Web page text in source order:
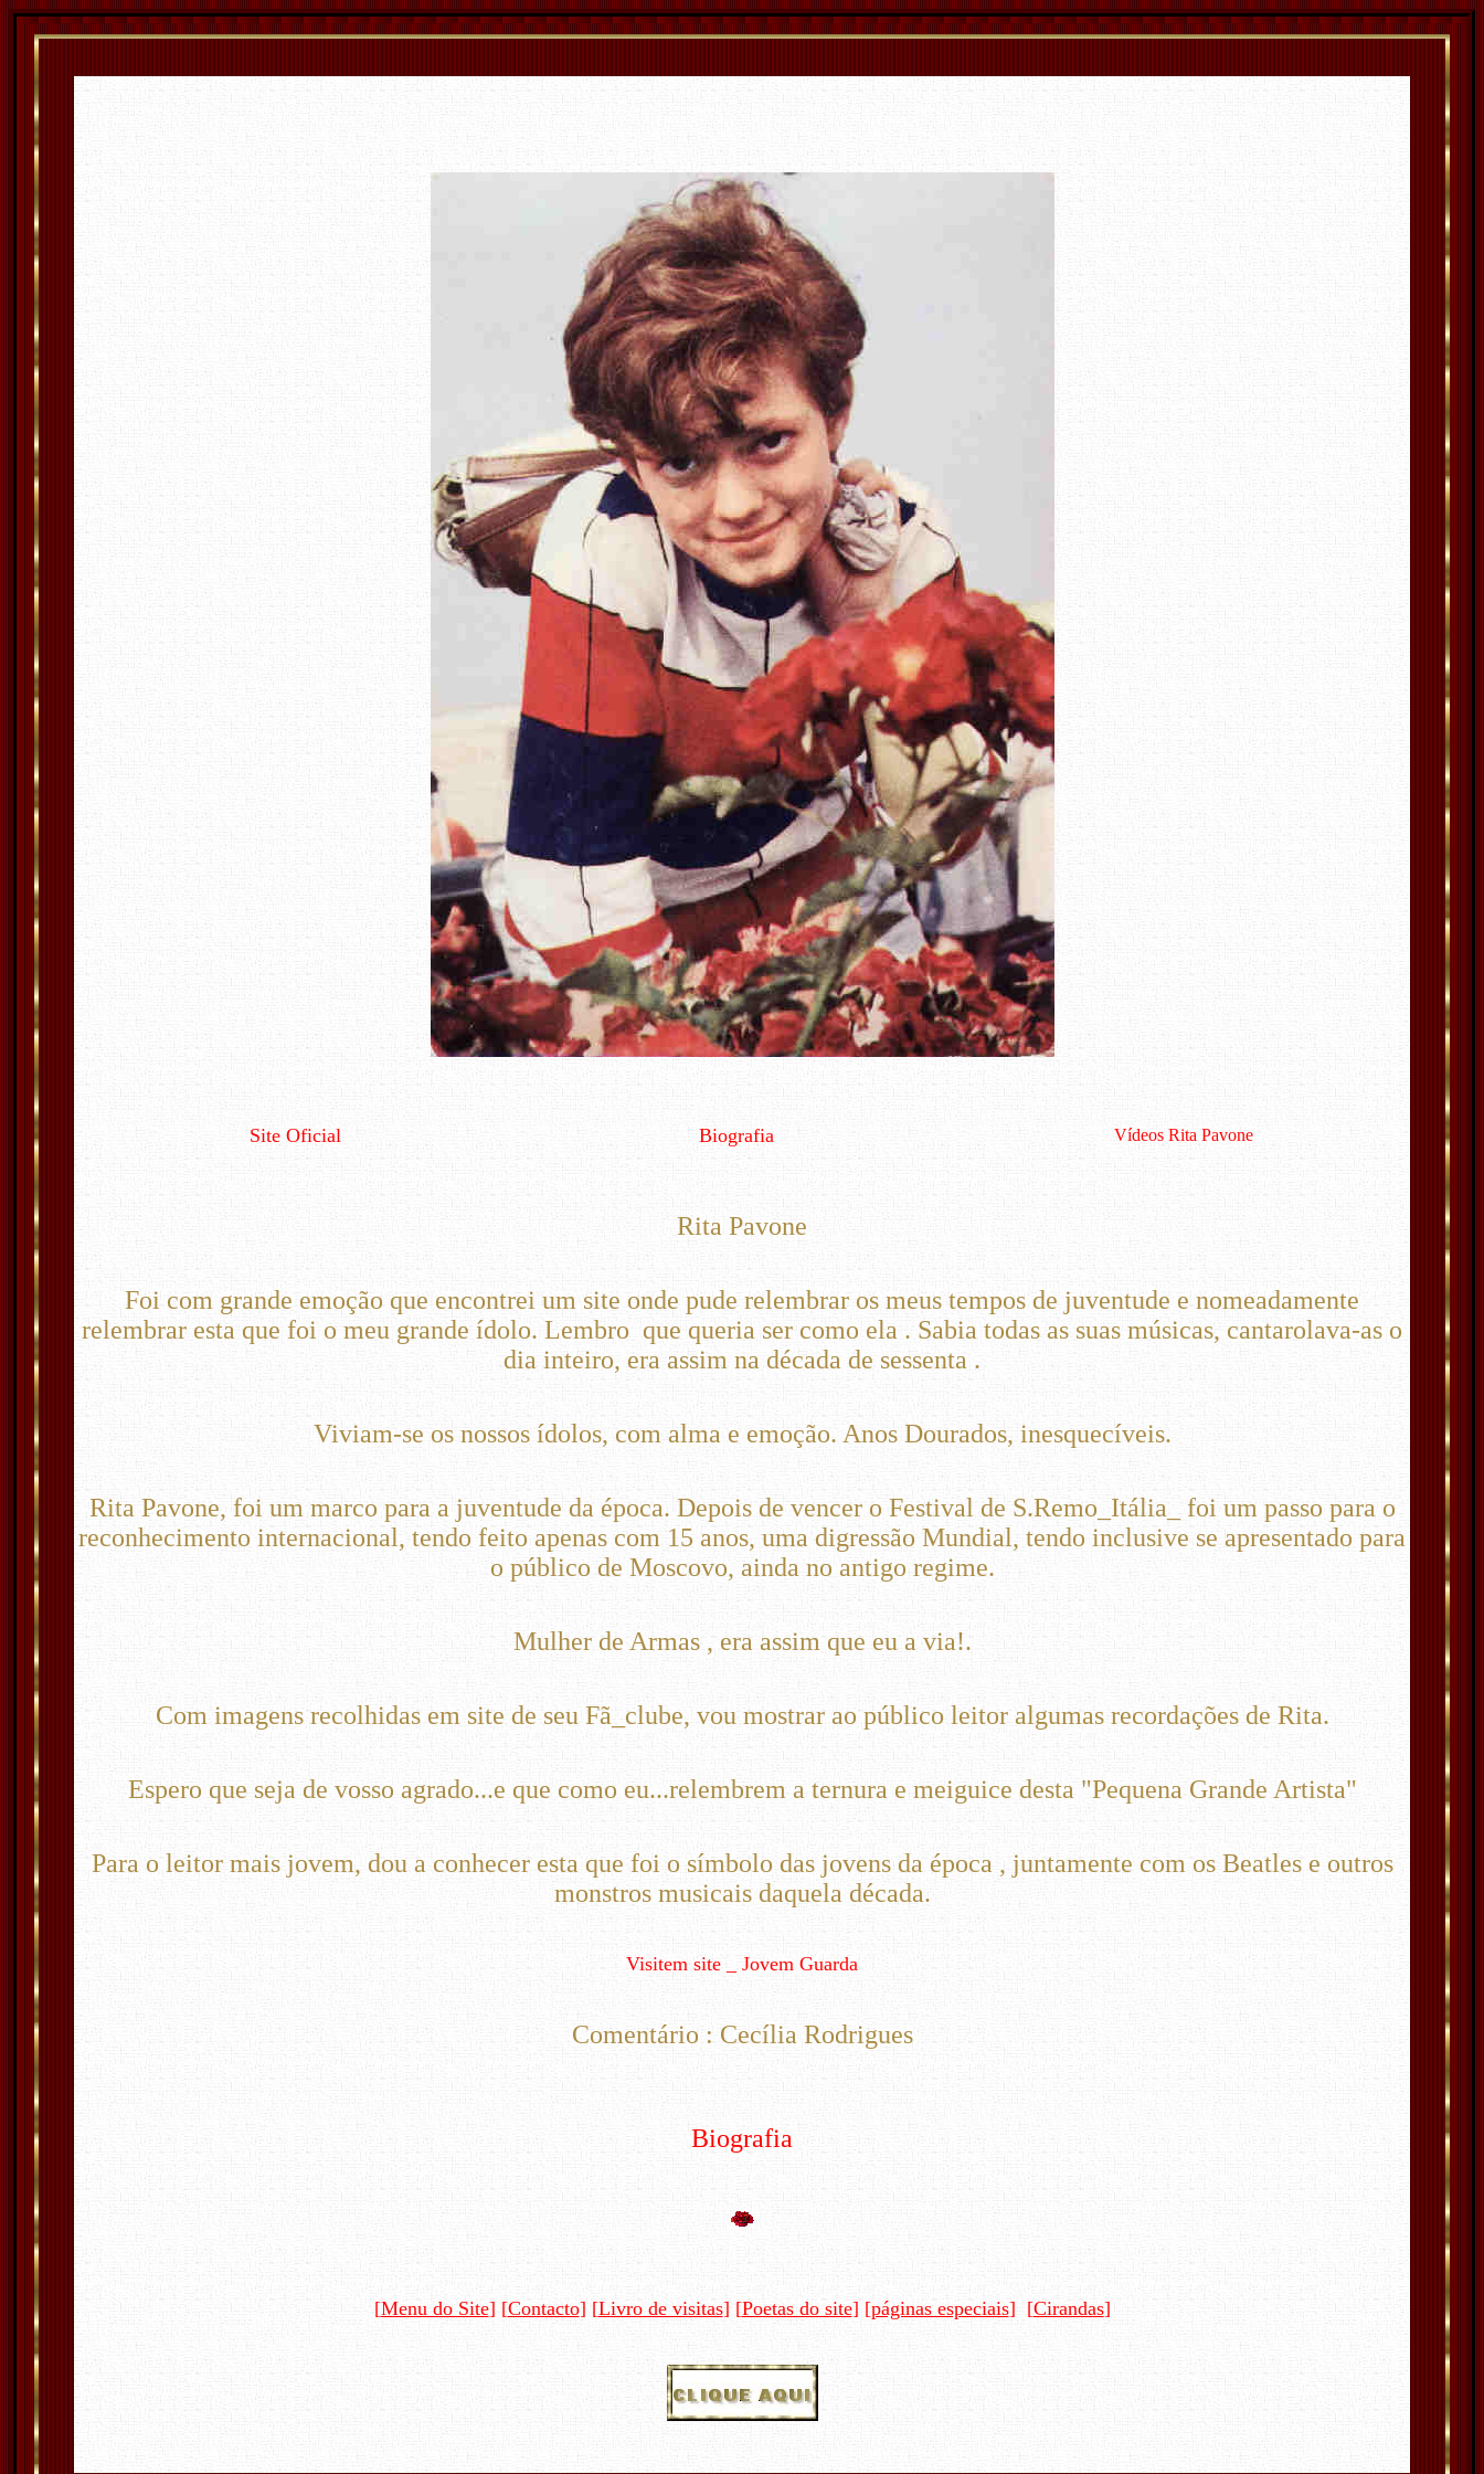
Site Oficial Biografia Vídeos Rita Pavone
Rita Pavone
Foi com grande emoção que encontrei um site onde pude relembrar os meus tempos de juventude e nomeadamente
relembrar esta que foi o meu grande ídolo. Lembro que queria ser como ela . Sabia todas as suas músicas, cantarolava-as o
dia inteiro, era assim na década de sessenta .
Viviam-se os nossos ídolos, com alma e emoção. Anos Dourados, inesquecíveis.
Rita Pavone, foi um marco para a juventude da época. Depois de vencer o Festival de S.Remo_Itália_ foi um passo para o
reconhecimento internacional, tendo feito apenas com 15 anos, uma digressão Mundial, tendo inclusive se apresentado para
o público de Moscovo, ainda no antigo regime.
Mulher de Armas , era assim que eu a via!.
Com imagens recolhidas em site de seu Fã_clube, vou mostrar ao público leitor algumas recordações de Rita.
Espero que seja de vosso agrado...e que como eu...relembrem a ternura e meiguice desta "Pequena Grande Artista"
Para o leitor mais jovem, dou a conhecer esta que foi o símbolo das jovens da época , juntamente com os Beatles e outros
monstros musicais daquela década.
Visitem site _ Jovem Guarda
Comentário : Cecília Rodrigues
Biografia
[Menu do Site] [Contacto] [Livro de visitas] [Poetas do site] [páginas especiais] [Cirandas]